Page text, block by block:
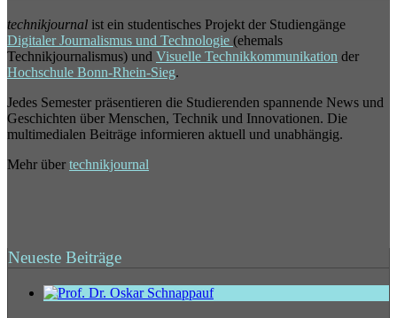
technikjournal ist ein studentisches Projekt der Studiengänge
Digitaler Journalismus und Technologie (ehemals
Technikjournalismus) und Visuelle Technikkommunikation der
Hochschule Bonn-Rhein-Sieg.
Jedes Semester präsentieren die Studierenden spannende News und
Geschichten über Menschen, Technik und Innovationen. Die
multimedialen Beiträge informieren aktuell und unabhängig.
Mehr über technikjournal
Neueste Beiträge